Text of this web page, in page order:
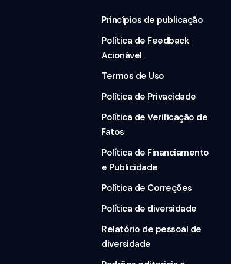
Princípios de publicação
Política de Feedback
Acionável
Termos de Uso
Política de Privacidade
Política de Verificação de
Fatos
Política de Financiamento
e Publicidade
Política de Correções
Política de diversidade
Relatório de pessoal de
diversidade